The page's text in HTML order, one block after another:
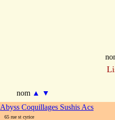
nom ▲
▼
Abyss Coquillages Sushis Acs
65 rue st cyrice